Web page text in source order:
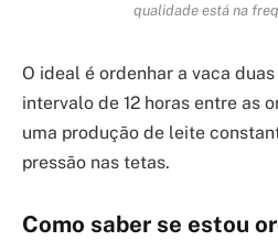
qualidade está na
O ideal é ordenhar a vaca
intervalo de 12 horas entre as
uma produção de leite
pressão nas tetas.
Como saber se estou